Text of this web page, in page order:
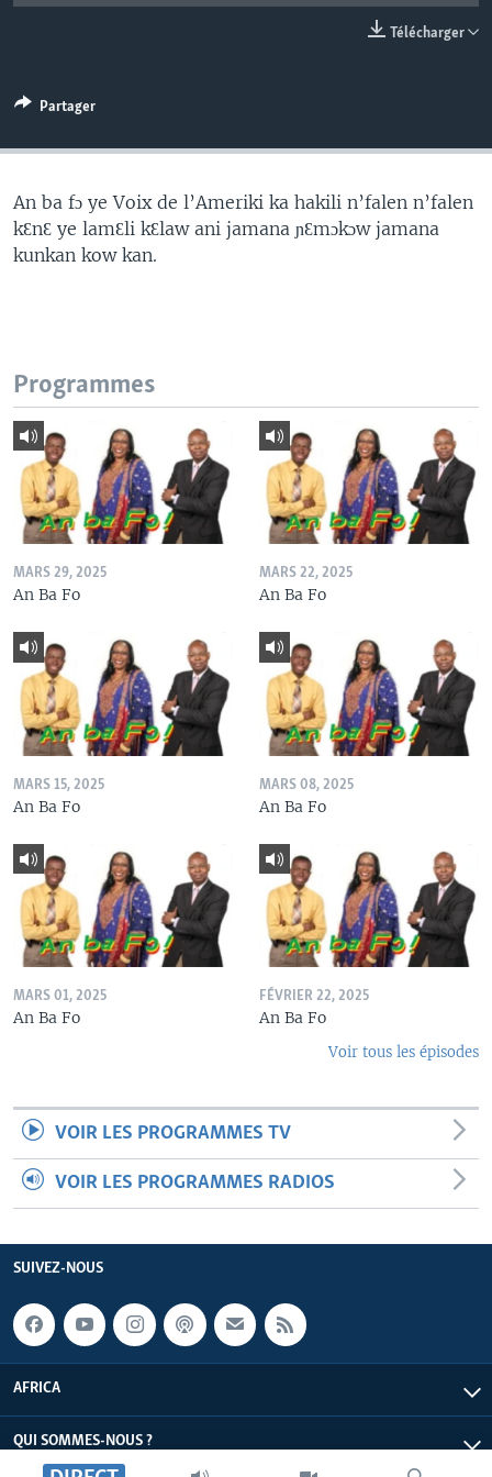
Télécharger
Partager
An ba fɔ ye Voix de l’Ameriki ka hakili n’falen n’falen
kƐnƐ ye lamƐli kƐlaw ani jamana ɲƐmɔkɔw jamana
kunkan kow kan.
Programmes
MARS 29, 2025
An Ba Fo
MARS 22, 2025
An Ba Fo
MARS 15, 2025
An Ba Fo
MARS 08, 2025
An Ba Fo
MARS 01, 2025
An Ba Fo
FÉVRIER 22, 2025
An Ba Fo
Voir tous les épisodes
VOIR LES PROGRAMMES TV
VOIR LES PROGRAMMES RADIOS
SUIVEZ-NOUS
AFRICA
QUI SOMMES-NOUS ?